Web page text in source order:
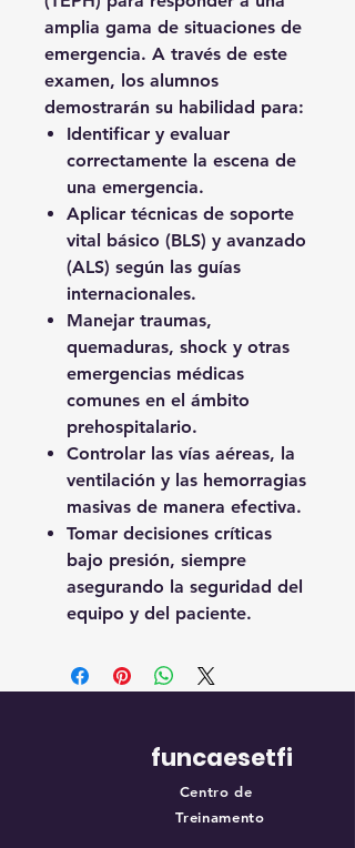
amplia gama de situaciones de
emergencia. A través de este
examen, los alumnos
demostrarán su habilidad para:
Identificar y evaluar
correctamente la escena de
una emergencia.
Aplicar técnicas de soporte
vital básico (BLS) y avanzado
(ALS) según las guías
internacionales.
Manejar traumas,
quemaduras, shock y otras
emergencias médicas
comunes en el ámbito
prehospitalario.
Controlar las vías aéreas, la
ventilación y las hemorragias
masivas de manera efectiva.
Tomar decisiones críticas
bajo presión, siempre
asegurando la seguridad del
equipo y del paciente.
funcaesetfi
Centro de
Treinamento